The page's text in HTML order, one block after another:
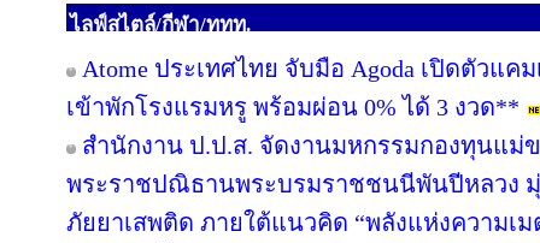
ไลฟ์สไตล์/กีฬา/ททท.
Atome ประเทศไทย จับมือ Agoda เปิดตัวแ
เข้าพักโรงแรมหรู พร้อมผ่อน 0% ได้ 3 งวด**
สำนักงาน ป.ป.ส. จัดงานมหกรรมกองทุนแม่
พระราชปณิธานพระบรมราชชนนีพันปีหลวง
ภัยยาเสพติด ภายใต้แนวคิด “พลังแห่งความเ